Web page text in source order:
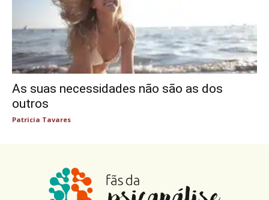
As suas necessidades não são as dos
outros
Patricia Tavares